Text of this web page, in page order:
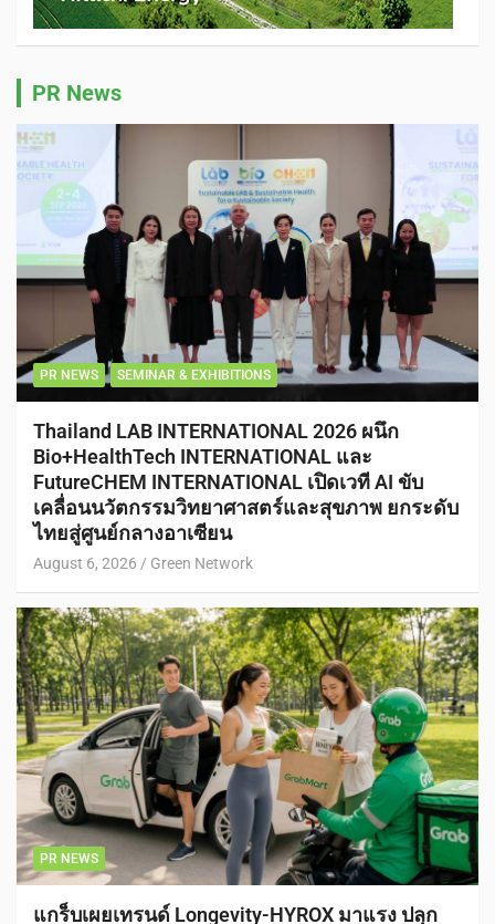
PR News
PR NEWS SEMINAR & EXHIBITIONS
Thailand LAB INTERNATIONAL 2026 ผนึก
Bio+HealthTech INTERNATIONAL และ
FutureCHEM INTERNATIONAL เปิดเวที AI ขับ
เคลื่อนนวัตกรรมวิทยาศาสตร์และสุขภาพ ยกระดับ
ไทยสู่ศูนย์กลางอาเซียน
August 6, 2026 Green Network
PR NEWS
แกร็บเผยเทรนด์ Longevity-HYROX มาแรง ปลุก